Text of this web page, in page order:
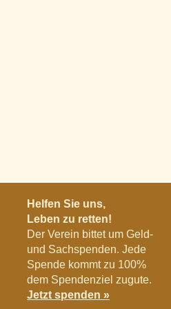
Helfen Sie uns,
Leben zu retten!
Der Verein bittet um Geld-
und Sachspenden. Jede
Spende kommt zu 100%
dem Spendenziel zugute.
Jetzt spenden »